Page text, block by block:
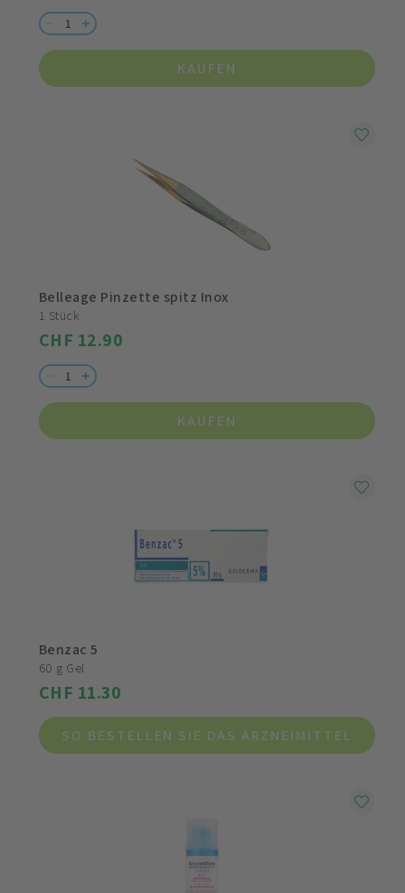
KAUFEN
Belleage Pinzette spitz Inox
1 Stück
CHF 12.90
KAUFEN
Benzac 5
60 g Gel
CHF 11.30
SO BESTELLEN SIE DAS ARZNEIMITTEL